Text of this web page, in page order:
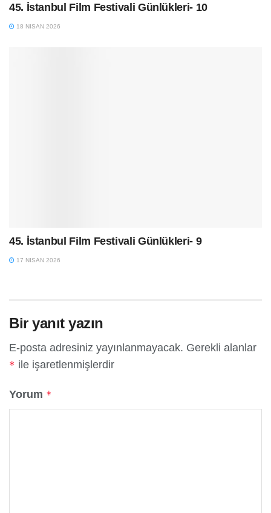
45. İstanbul Film Festivali Günlükleri- 10
18 NISAN 2026
45. İstanbul Film Festivali Günlükleri- 9
17 NISAN 2026
Bir yanıt yazın
E-posta adresiniz yayınlanmayacak. Gerekli alanlar
* ile işaretlenmişlerdir
Yorum *